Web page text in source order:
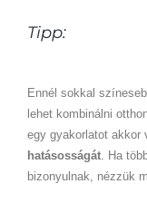
Tipp:
Ennél sokkal
lehet kombinálni
egy gyakorlatot akkor
hatásosságát. Ha
bizonyulnak, nézzük